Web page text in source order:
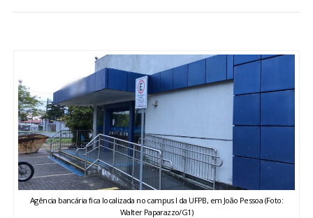
ENTRETENIMENTO
ENQUETE
TV LPB
Agência bancária fica localizada no campus I da UFPB, em João Pessoa (Foto:
Walter Paparazzo/G1)